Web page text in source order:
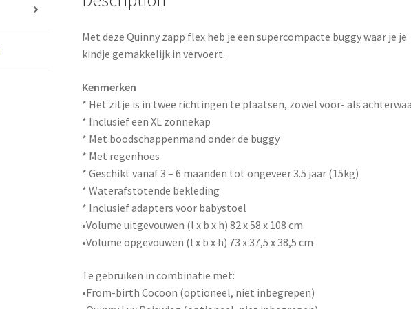
t
Met deze Quinny zapp flex heb je een supercompacte buggy waar je je
kindje gemakkelijk in vervoert.
Kenmerken
* Het zitje is in twee richtingen te plaatsen, zowel voor- als
* Inclusief een XL zonnekap
* Met boodschappenmand onder de buggy
* Met regenhoes
* Geschikt vanaf 3 – 6 maanden tot ongeveer 3.5 jaar (15kg)
* Waterafstotende bekleding
* Inclusief adapters voor babystoel
•Volume uitgevouwen (l x b x h) 82 x 58 x 108 cm
•Volume opgevouwen (l x b x h) 73 x 37,5 x 38,5 cm
Te gebruiken in combinatie met:
•From-birth Cocoon (optioneel, niet inbegrepen)